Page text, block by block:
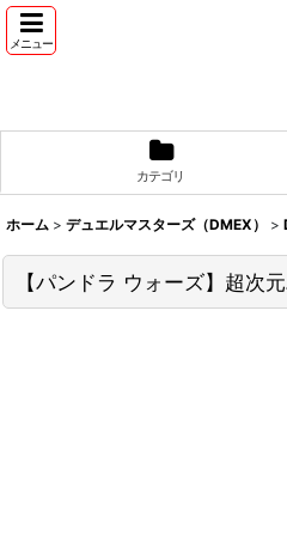
メニュー
カテゴリ
ホーム > デュエルマスターズ（DMEX） >
【パンドラ ウォーズ】超次